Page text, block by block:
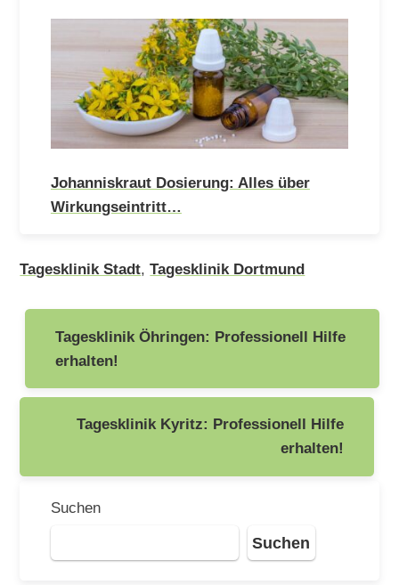
Johanniskraut Dosierung: Alles über
Wirkungseintritt…
Tagesklinik Stadt,Tagesklinik Dortmund
Beitragsnavigation
Tagesklinik Öhringen: Professionell Hilfe
erhalten!
Tagesklinik Kyritz: Professionell Hilfe
erhalten!
Suchen
Suchen